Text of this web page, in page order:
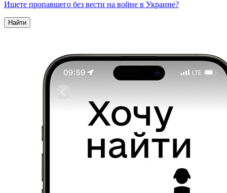
Ищете пропавшего без вести на войне в Украине?
Найти